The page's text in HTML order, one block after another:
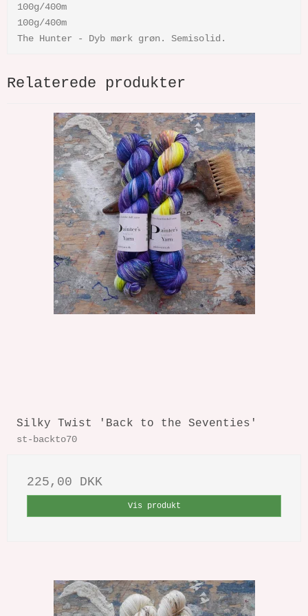
100g/400m
100g/400m
The Hunter - Dyb mørk grøn. Semisolid.
Relaterede produkter
Silky Twist 'Back to the Seventies'
st-backto70
225,00 DKK
Vis produkt